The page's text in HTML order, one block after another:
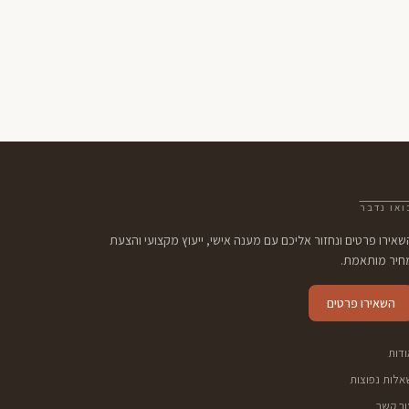
נדבר
פרטים ונחזור אליכם עם מענה אישי, ייעוץ מקצועי והצעת
מותאמת.
השאירו פרטים
נפוצות
קשר